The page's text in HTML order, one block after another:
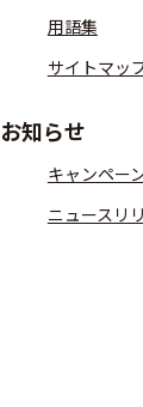
用語集
サイトマッ
お知らせ
キャンペー
ニュースリ